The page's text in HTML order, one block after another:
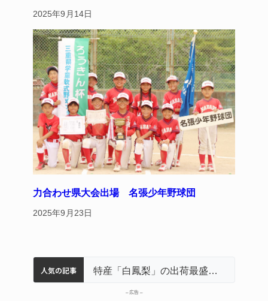
2025年9月14日
力合わせ県大会出場 名張少年野球団
2025年9月23日
人気の記事
名張市水道料金47％値上げへ 答申案、審議会で大筋まとまる
中学校の陶壁モニュメント 地元建設会社がボランティアで清掃 伊賀
名張市立病院のDMAT、熊本地震の被災地へ 能登以来3回目の派遣 特産「白鳳梨」の出荷最盛期 直売所にぎわう 伊賀
– 広告 –